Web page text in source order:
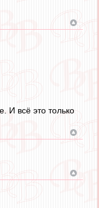
И всё это только